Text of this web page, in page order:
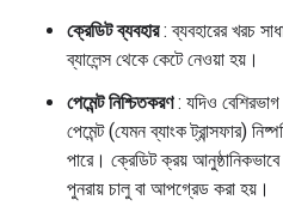
ক্রেডিট ব্যবহার: ব্যবহারের খরচ
ব্যালেন্স থেকে কেটে নেওয়া হয়।
পেমেন্ট নিশ্চিতকরণ: যদিও বেশিরভাগ
পেমেন্ট (যেমন ব্যাংক ট্রান্সফার)
পারে। ক্রেডিট ক্রয় আনুষ্ঠানিকভাবে
পুনরায় চালু বা আপগ্রেড করা হয়।